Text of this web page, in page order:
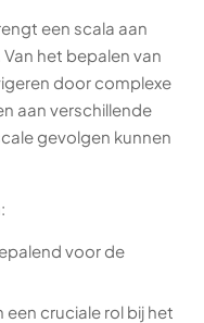
een scala aan
het bepalen van
door complexe
aan verschillende
gevolgen kunnen
voor de
cruciale rol bij het